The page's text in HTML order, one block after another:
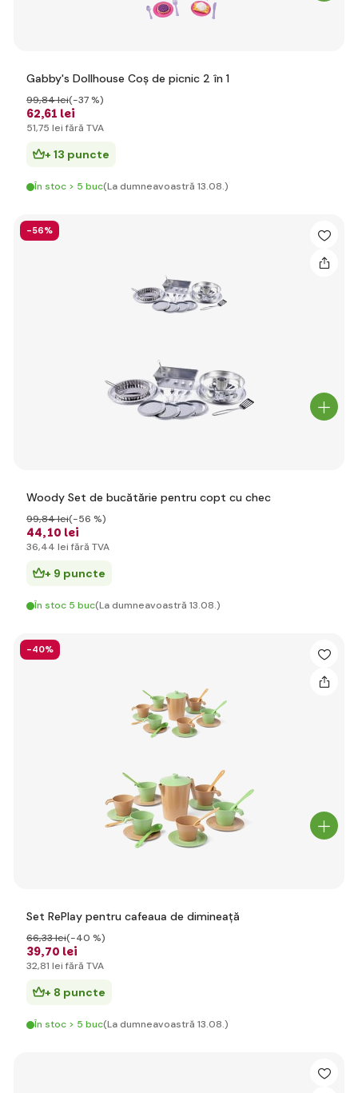
Gabby's Dollhouse Coș de picnic 2 în 1
62,61 lei
99,84 lei(-37 %)
51,75 lei fără TVA
+ 13 puncte
În stoc > 5 buc(La dumneavoastră 13.08.)
-56%
Woody Set de bucătărie pentru copt cu chec
44,10 lei
99,84 lei(-56 %)
36,44 lei fără TVA
+ 9 puncte
În stoc 5 buc(La dumneavoastră 13.08.)
-40%
Set RePlay pentru cafeaua de dimineață
39,70 lei
66,33 lei(-40 %)
32,81 lei fără TVA
+ 8 puncte
În stoc > 5 buc(La dumneavoastră 13.08.)